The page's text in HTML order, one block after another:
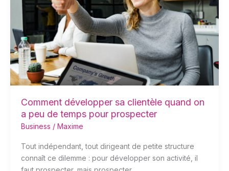
Comment développer sa clientèle quand on
a peu de temps pour prospecter
Business / Maxime
Tout indépendant, tout dirigeant de petite structure
connaît ce dilemme : pour développer son activité, il
clientèle
quand
on
a
peu
de
temps
prospecter